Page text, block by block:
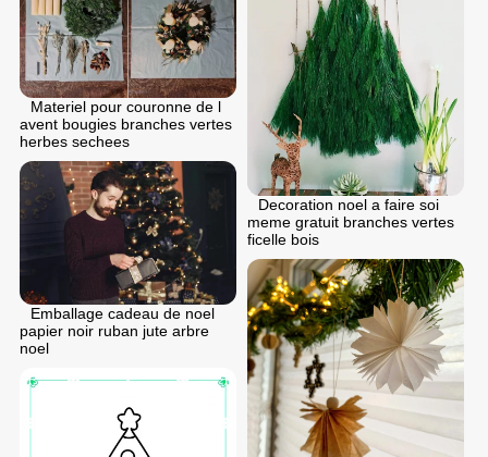
Decoration noel a faire soi
meme gratuit branches vertes
ficelle bois
Materiel pour couronne de l
avent bougies branches vertes
herbes sechees
Emballage cadeau de noel
papier noir ruban jute arbre
noel